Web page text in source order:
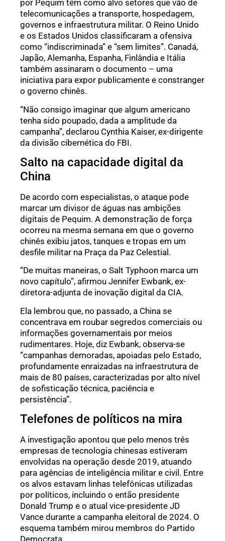
por Pequim têm como alvo setores que vão de
telecomunicações a transporte, hospedagem,
governos e infraestrutura militar. O Reino Unido
e os Estados Unidos classificaram a ofensiva
como “indiscriminada” e “sem limites”. Canadá,
Japão, Alemanha, Espanha, Finlândia e Itália
também assinaram o documento – uma
iniciativa para expor publicamente e constranger
o governo chinês.
“Não consigo imaginar que algum americano
tenha sido poupado, dada a amplitude da
campanha”, declarou Cynthia Kaiser, ex-dirigente
da divisão cibernética do FBI.
Salto na capacidade digital da
China
De acordo com especialistas, o ataque pode
marcar um divisor de águas nas ambições
digitais de Pequim. A demonstração de força
ocorreu na mesma semana em que o governo
chinês exibiu jatos, tanques e tropas em um
desfile militar na Praça da Paz Celestial.
“De muitas maneiras, o Salt Typhoon marca um
novo capítulo”, afirmou Jennifer Ewbank, ex-
diretora-adjunta de inovação digital da CIA.
Ela lembrou que, no passado, a China se
concentrava em roubar segredos comerciais ou
informações governamentais por meios
rudimentares. Hoje, diz Ewbank, observa-se
“campanhas demoradas, apoiadas pelo Estado,
profundamente enraizadas na infraestrutura de
mais de 80 países, caracterizadas por alto nível
de sofisticação técnica, paciência e
persistência”.
Telefones de políticos na mira
A investigação apontou que pelo menos três
empresas de tecnologia chinesas estiveram
envolvidas na operação desde 2019, atuando
para agências de inteligência militar e civil. Entre
os alvos estavam linhas telefônicas utilizadas
por políticos, incluindo o então presidente
Donald Trump e o atual vice-presidente JD
Vance durante a campanha eleitoral de 2024. O
esquema também mirou membros do Partido